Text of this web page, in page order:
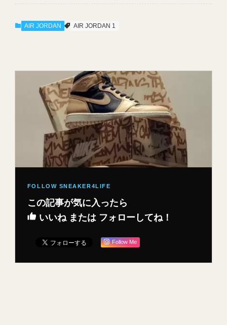
AIR JORDAN AIR JORDAN 1
この記事が気に入ったら
いいね または フォローしてね！
Follow Me